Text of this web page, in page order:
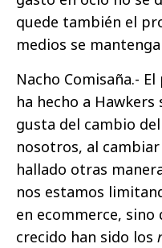
quede también el
medios se
Nacho Comisaña.-
ha hecho a
gusta del cambio del
nosotros, al
hallado otras
nos estamos
en ecommerce, sino
crecido han sido los